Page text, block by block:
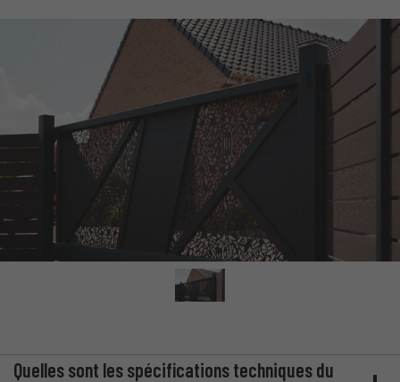
Quelles sont les spécifications techniques du